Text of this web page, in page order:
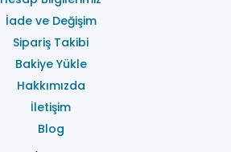
İade ve Değişim
Sipariş Takibi
Bakiye Yükle
Hakkımızda
İletişim
Blog